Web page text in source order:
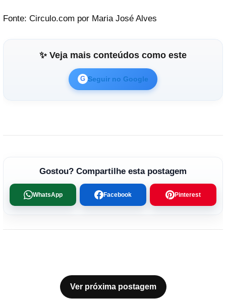
Fonte: Circulo.com por Maria José Alves
✨ Veja mais conteúdos como este
G Seguir no Google
Gostou? Compartilhe esta postagem
WhatsApp Facebook Pinterest
Ver próxima postagem